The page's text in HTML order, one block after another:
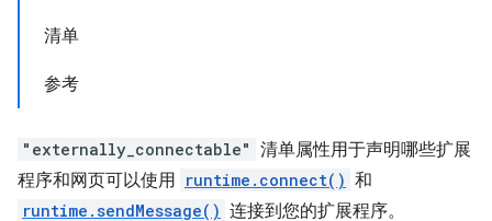
清单
参考
"externally_connectable" 清单属性用于声明哪些扩展
程序和网页可以使用 runtime.connect() 和
runtime.sendMessage() 连接到您的扩展程序。